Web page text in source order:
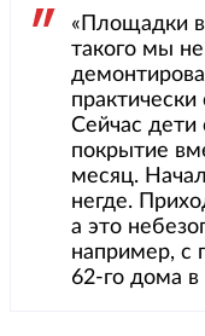
«Площадки
такого мы
практически
Сейчас дети
покрытие
месяц.
негде.
а это
например, с
62-го дома